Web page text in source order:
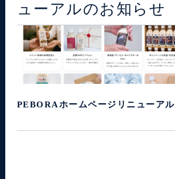
ューアルのお知らせ
PEBORAホームページリニューアル